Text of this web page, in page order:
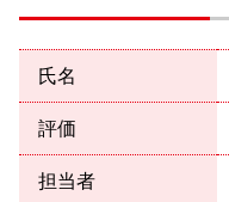
氏名
評価
担当者